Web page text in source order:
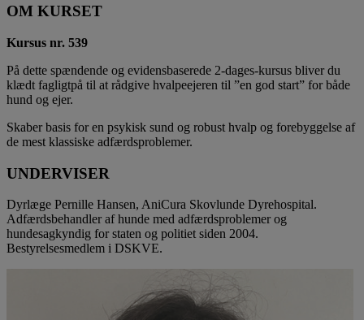
OM KURSET
Kursus nr. 539
På dette spændende og evidensbaserede 2-dages-kursus bliver du
klædt fagligtpå til at rådgive hvalpeejeren til ”en god start” for både
hund og ejer.
Skaber basis for en psykisk sund og robust hvalp og forebyggelse af
de mest klassiske adfærdsproblemer.
UNDERVISER
Dyrlæge Pernille Hansen, AniCura Skovlunde Dyrehospital.
Adfærdsbehandler af hunde med adfærdsproblemer og
hundesagkyndig for staten og politiet siden 2004.
Bestyrelsesmedlem i DSKVE.